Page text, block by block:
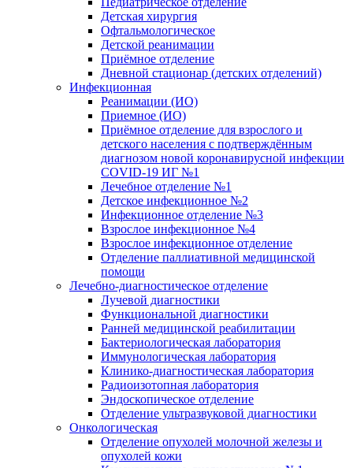
Детская хирургия
Офтальмологическое
Детской реанимации
Приёмное отделение
Дневной стационар (детских отделений)
Инфекционная
Реанимации (ИО)
Приемное (ИО)
Приёмное отделение для взрослого и
детского населения с подтверждённым
диагнозом новой коронавирусной инфекции
COVID-19 ИГ №1
Лечебное отделение №1
Детское инфекционное №2
Инфекционное отделение №3
Взрослое инфекционное №4
Взрослое инфекционное отделение
Отделение паллиативной медицинской
помощи
Лечебно-диагностическое отделение
Лучевой диагностики
Функциональной диагностики
Ранней медицинской реабилитации
Бактериологическая лаборатория
Иммунологическая лаборатория
Клинико-диагностическая лаборатория
Радиоизотопная лаборатория
Эндоскопическое отделение
Отделение ультразвуковой диагностики
Онкологическая
Отделение опухолей молочной железы и
опухолей кожи